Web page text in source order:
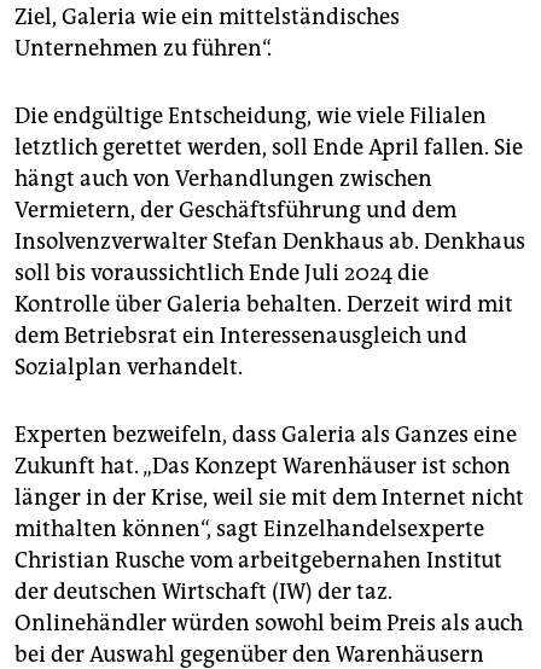
Ziel, Galeria wie ein mittelständisches
Unternehmen zu führen“.
Die endgültige Entscheidung, wie viele Filialen
letztlich gerettet werden, soll Ende April fallen. Sie
hängt auch von Verhandlungen zwischen
Vermietern, der Geschäftsführung und dem
Insolvenzverwalter Stefan Denkhaus ab. Denkhaus
soll bis voraussichtlich Ende Juli 2024 die
Kontrolle über Galeria behalten. Derzeit wird mit
dem Betriebsrat ein Interessenausgleich und
Sozialplan verhandelt.
Experten bezweifeln, dass Galeria als Ganzes eine
Zukunft hat. „Das Konzept Warenhäuser ist schon
länger in der Krise, weil sie mit dem Internet nicht
mithalten können“, sagt Einzelhandelsexperte
Christian Rusche vom arbeitgebernahen Institut
der deutschen Wirtschaft (IW) der taz.
Onlinehändler würden sowohl beim Preis als auch
bei der Auswahl gegenüber den Warenhäusern